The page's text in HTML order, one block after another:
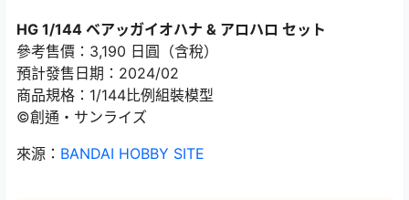
HG 1/144 ベアッガイオハナ & アロハロ セット
參考售價：3,190 日圓（含稅）
預計發售日期：2024/02
商品規格：1/144比例組裝模型
©創通・サンライズ
來源： BANDAI HOBBY SITE